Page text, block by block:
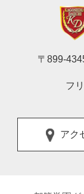
〒899-
フ
アク